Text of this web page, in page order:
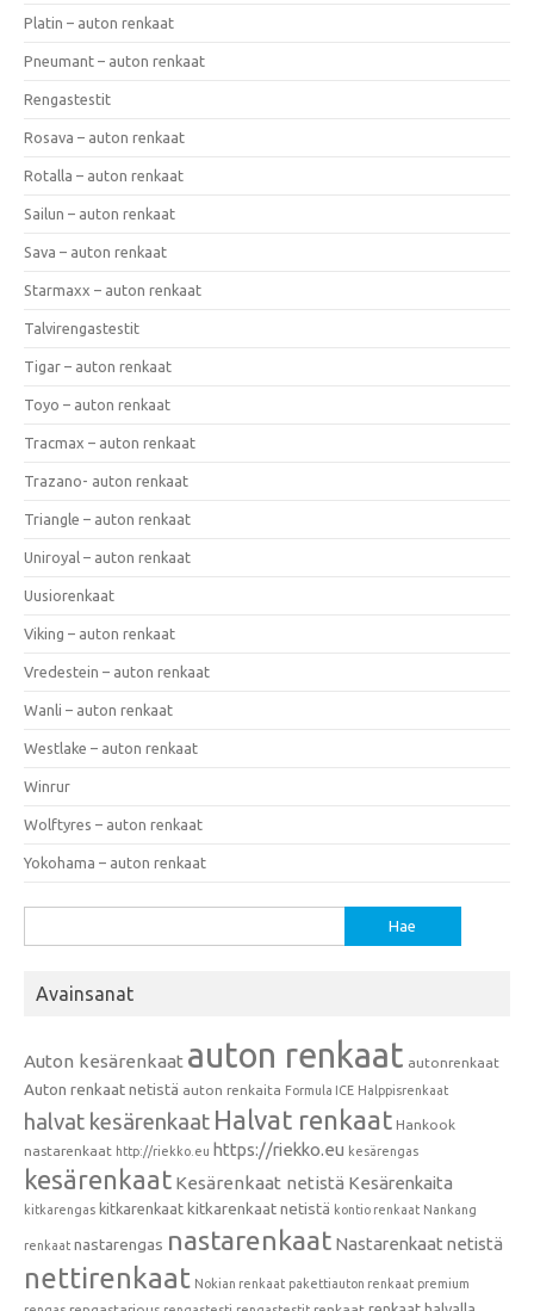
Platin – auton renkaat
Pneumant – auton renkaat
Rengastestit
Rosava – auton renkaat
Rotalla – auton renkaat
Sailun – auton renkaat
Sava – auton renkaat
Starmaxx – auton renkaat
Talvirengastestit
Tigar – auton renkaat
Toyo – auton renkaat
Tracmax – auton renkaat
Trazano- auton renkaat
Triangle – auton renkaat
Uniroyal – auton renkaat
Uusiorenkaat
Viking – auton renkaat
Vredestein – auton renkaat
Wanli – auton renkaat
Westlake – auton renkaat
Winrur
Wolftyres – auton renkaat
Yokohama – auton renkaat
Avainsanat
Auton kesärenkaat auton renkaat autonrenkaat
Auton renkaat netistä auton renkaita Formula ICE Halppisrenkaat
halvat kesärenkaat Halvat renkaat Hankook
nastarenkaat http://riekko.eu https://riekko.eu kesärengas
kesärenkaat Kesärenkaat netistä Kesärenkaita
kitkarengas kitkarenkaat kitkarenkaat netistä kontio renkaat Nankang
renkaat nastarengas nastarenkaat Nastarenkaat netistä
nettirenkaat Nokian renkaat pakettiauton renkaat premium